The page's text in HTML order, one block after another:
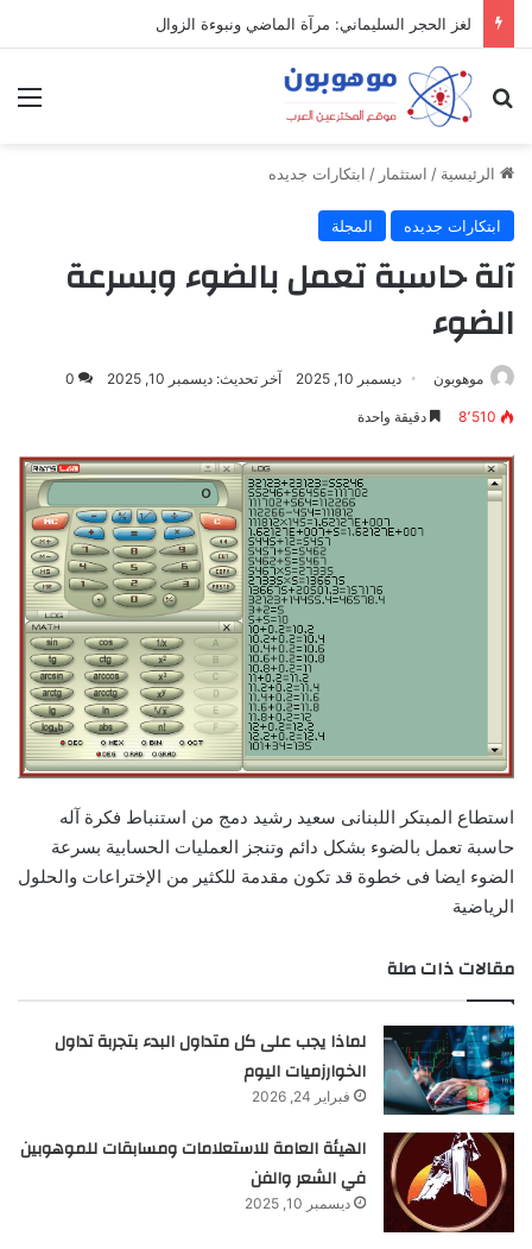
لغز الحجر السليماني: مرآة الماضي ونبوءة الزوال
بحث عن
الرئيسية / استثمار / ابتكارات جديده
ابتكارات جديده المجلة
آلة حاسبة تعمل بالضوء وبسرعة
الضوء
موهوبون ديسمبر 10, 2025 آخر تحديث: ديسمبر 10, 2025 0
8٬510 دقيقة واحدة
استطاع المبتكر اللبنانى سعيد رشيد دمج من استنباط فكرة آله
حاسبة تعمل بالضوء بشكل دائم وتنجز العمليات الحسابية بسرعة
الضوء ايضا فى خطوة قد تكون مقدمة للكثير من الإختراعات والحلول
الرياضية
مقالات ذات صلة
لماذا يجب على كل متداول البدء بتجربة تداول
الخوارزميات اليوم
فبراير 24, 2026
الهيئة العامة للاستعلامات ومسابقات للموهوبين
في الشعر والفن
ديسمبر 10, 2025